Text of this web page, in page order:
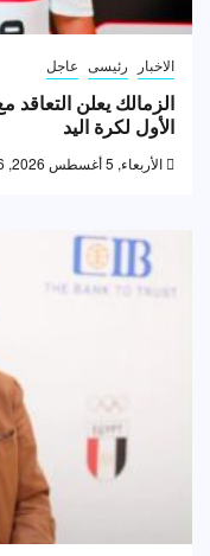
الاخبار رئيسى عاجل
الزمالك يعلن التعاقد
الأول لكرة اليد
الأربعاء, 5 أغسطس 2026, 6:06 م